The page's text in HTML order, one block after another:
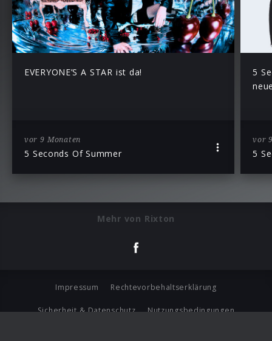
EVERYONE’S A STAR ist da!
vor 9 Monaten
5 Seconds Of Summer
5
vor
5
Mehr von Rixton
Impressum Rechtevorbehaltserklärung
Sicherheit & Datenschutz Nutzungsbedingungen